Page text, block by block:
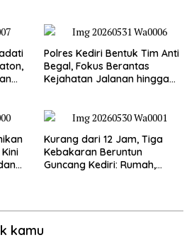
Polres Kediri Bentuk Tim Anti
Begal, Fokus Berantas
Kejahatan Jalanan hingga
Kurang dari 12 Jam, Tiga
Kebakaran Beruntun
Guncang Kediri: Rumah,
kamu